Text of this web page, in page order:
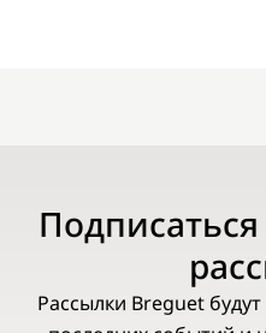
Рассылки Breguet